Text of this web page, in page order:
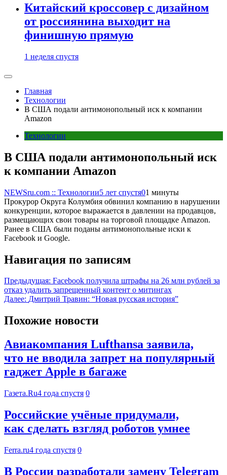
Китайский кроссовер с дизайном
от россиянина выходит на
финишную прямую
1 неделя спустя
Главная
Технологии
В США подали антимонопольный иск к компании
Amazon
Технологии
В США подали антимонопольный иск
к компании Amazon
NEWSru.com :: Технологии5 лет спустя01 минуты
Прокурор Округа Колумбия обвинил компанию в нарушении
конкуренции, которое выражается в давлении на продавцов,
размещающих свои товары на торговой площадке Amazon.
Ранее в США были поданы антимонопольные иски к
Facebook и Google.
Навигация по записям
Предыдущая: Facebook получила штрафы на 26 млн рублей за
отказ удалить запрещенный контент о митингах
Далее: Дмитрий Травин: “Новая русская история”
Похожие новости
Авиакомпания Lufthansa заявила,
что не вводила запрет на популярный
гаджет Apple в багаже
Газета.Ru4 года спустя 0
Российские учёные придумали,
как сделать взгляд роботов умнее
Ferra.ru4 года спустя 0
В России разработали замену Telegram